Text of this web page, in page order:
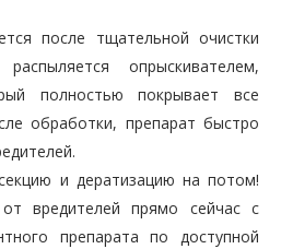
после тщательной очистки
опрыскивателем,
полностью покрывает все
обработки, препарат быстро
и дератизацию на потом!
вредителей прямо сейчас с
препарата по доступной